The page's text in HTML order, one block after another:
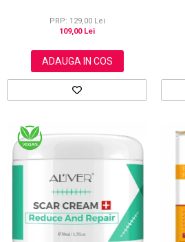
PRP: 129,00 Lei
109,00 Lei
ADAUGA IN COS